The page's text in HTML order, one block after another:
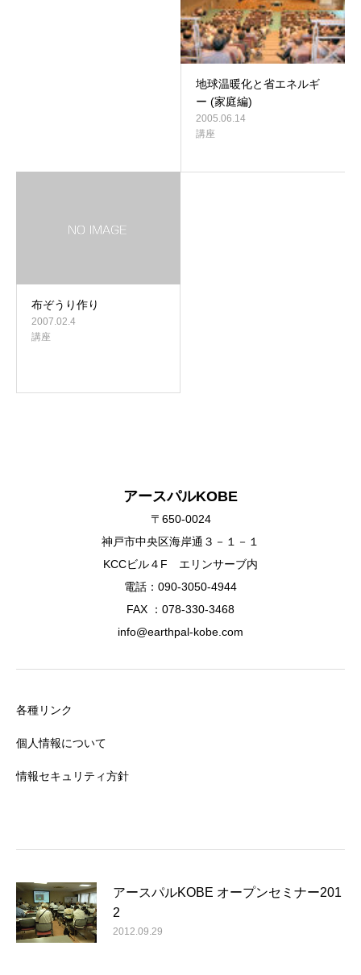
地球温暖化と省エネルギ
ー (家庭編)
2005.06.14
講座
布ぞうり作り
2007.02.4
講座
アースパルKOBE
〒650-0024
神戸市中央区海岸通３－１－１
KCCビル４F エリンサーブ内
電話：090-3050-4944
FAX ：078-330-3468
info@earthpal-kobe.com
各種リンク
個人情報について
情報セキュリティ方針
アースパルKOBE オープンセミナー201
2
2012.09.29